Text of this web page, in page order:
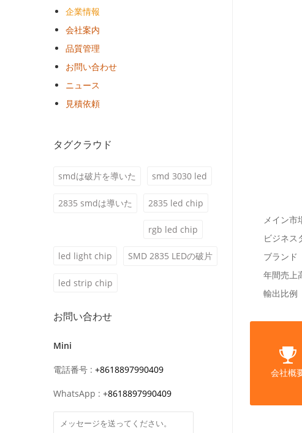
企業情報
会社案内
品質管理
お問い合わせ
ニュース
見積依頼
タグクラウド
smdは破片を導いた smd 3030 led
2835 smdは導いた 2835 led chip
rgb led chip
led light chip SMD 2835 LEDの破片
led strip chip
お問い合わせ
Mini
電話番号 : +8618897990409
WhatsApp : +8618897990409
メイン市
ビジネス
ブランド
年間売上
輸出比例
会社概